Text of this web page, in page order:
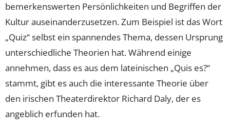
bemerkenswerten Persönlichkeiten und Begriffen der
Kultur auseinanderzusetzen. Zum Beispiel ist das Wort
„Quiz“ selbst ein spannendes Thema, dessen Ursprung
unterschiedliche Theorien hat. Während einige
annehmen, dass es aus dem lateinischen „Quis es?“
stammt, gibt es auch die interessante Theorie über
den irischen Theaterdirektor Richard Daly, der es
angeblich erfunden hat.